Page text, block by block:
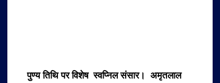
पुण्य तिथि पर विशेषस्वप्निल संसार। अमृतलाल